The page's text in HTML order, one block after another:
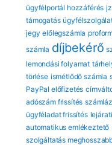
ügyfélportál hozzáférés
támogatás
jegy előlegszámla
számla díjbekérő
lemondási folyamat
törlése ismétlődő számla
PayPal előfizetés
adószám frissítés
ügyféladat frissítés
automatikus emlékeztető
szolgáltatás